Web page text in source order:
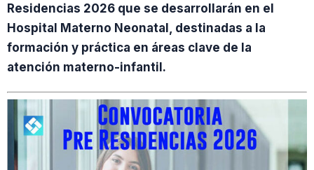
Residencias 2026 que se desarrollarán en el
Hospital Materno Neonatal, destinadas a la
formación y práctica en áreas clave de la
atención materno-infantil.